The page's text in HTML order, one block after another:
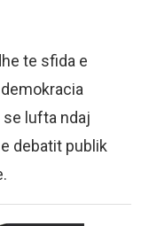
te sfida e
lufta ndaj
debatit publik